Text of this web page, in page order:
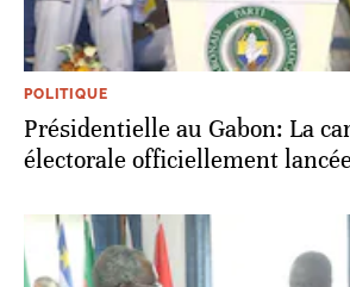
POLITIQUE
Présidentielle au Gabon: La
électorale officiellement